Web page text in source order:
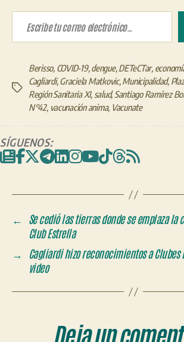
Escribe tu correo electrónico…
Etiquetas
Berisso, COVID-19,dengue,DETeCTar,
Cagliardi,Graciela Matkovic,Municipalidad,
Región Sanitaria XI, salud,Santiago Ramírez
N°42, vacunación anima, Vacunate
SÍGUENOS:
← Se cedió las tierras donde se emplaza
Club Estrella
→ Cagliardi hizo reconocimientos a Clubes
video